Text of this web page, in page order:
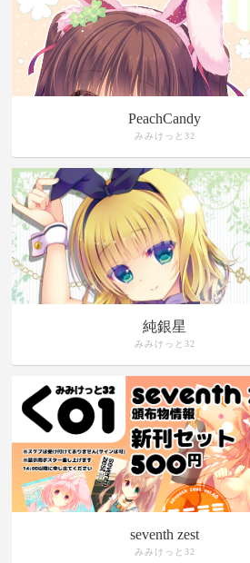
PeachCandy
みみけっと32
純銀星
みみけっと32
seventh zest
みみけっと32